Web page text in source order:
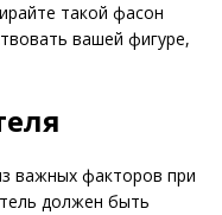
такой фасон
вашей фигуре,
важных факторов при
должен быть